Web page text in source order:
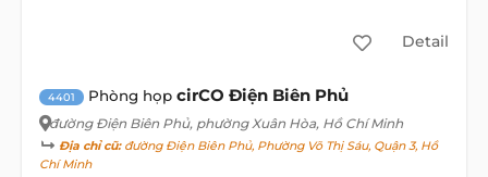
Detail
4401 Phòng họp cirCO Điện Biên Phủ
đường Điện Biên Phủ, phường Xuân Hòa, Hồ Chí Minh
Địa chỉ cũ:đường Điện Biên Phủ, Phường Võ Thị Sáu, Quận 3, Hồ
Chí Minh